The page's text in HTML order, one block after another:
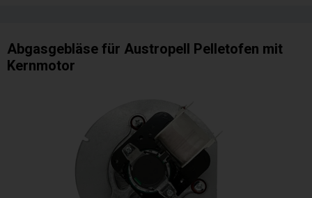
Abgasgebläse für Austropell Pelletofen mit
Kernmotor